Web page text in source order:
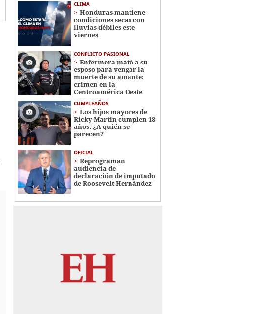
CLIMA
Honduras mantiene
condiciones secas con
lluvias débiles este
viernes
CONFLICTO PASIONAL
Enfermera mató a su
esposo para vengar la
muerte de su amante:
crimen en la
Centroamérica Oeste
CUMPLEAÑOS
Los hijos mayores de
Ricky Martin cumplen 18
años: ¿A quién se
parecen?
OFICIAL
Reprograman
audiencia de
declaración de imputado
de Roosevelt Hernández